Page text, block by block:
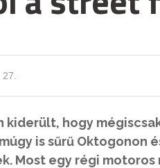
kiderült, hogy
is sűrű Oktogonon
Most egy régi